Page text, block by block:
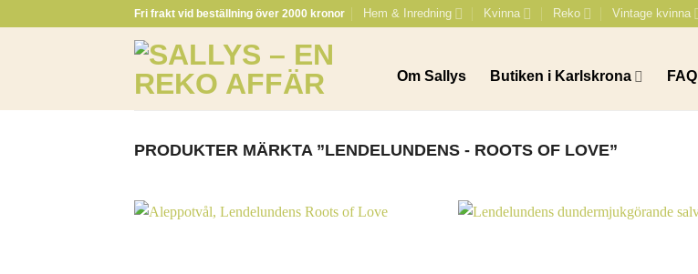
Fri frakt vid beställning över 2000 kronor Hem & Inredning Kvinna Reko Vintage kvinna
Om Sallys Butiken i Karlskrona FAQ
PRODUKTER MÄRKTA ”LENDELUNDENS - ROOTS OF LOVE”